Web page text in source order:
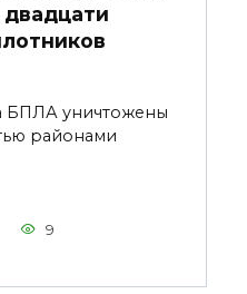
БПЛА уничтожены
районами
9